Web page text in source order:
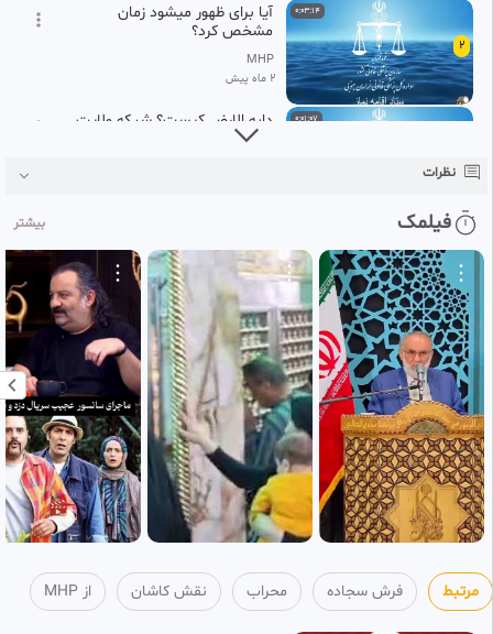
2
0:03:14
آیا برای ظهور میشود زمان
مشخص کرد؟
MHP
2 ماه پیش
0:01:07 دابه الارض کیست؟ شبکه ولایت
4
ظهور زنده اند یا رجعت میکنند؟
MHP
5
0:04:21
آیا حضرت موقع ظهور خانه کعبه را
خراب می کنند؟
MHP
2 ماه پیش
6
0:02:24
آیا شیعه گناهکار مورد پذیرش
امام زمان قرار میگیرد ؟ !
MHP
2 ماه پیش
نظرات
فیلمک بیشتر
مرتبط فرش سجاده محراب نقش کاشان از MHP